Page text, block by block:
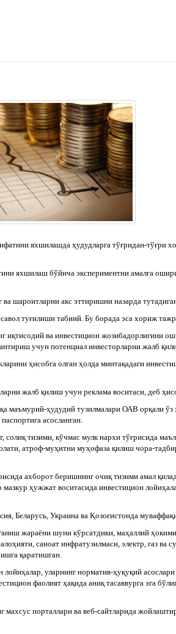
яхшилашда ҳудудларга тўғридан-
яхшилаш бўйича экспериментни амалга
шароитларни акс эттиришни назарда
туғилиши табиий. Бу борада эса хориж
иқтисодий ва инвестицион жозибадорлигини
учун потенциал инвесторларни жалб
ҳисобга олган ҳолда минтақадаги
жалб қилиш учун реклама воситаси, деб
маъмурий-ҳудудий тузилмалари ОАВ орқали
асосланган.
тизими, кўчмас мулк нархи тўғрисида
атроф-муҳитни муҳофаза қилиш чора-
ахборот беришнинг очиқ тизими амал
ҳужжат воситасида инвестицион
Беларусь, Украина ва Қозоғистонда
жараёни шуни кўрсатдики, маҳаллий
саноат инфратузилмаси, электр, газ ва
қаратишган.
уларнинг норматив-ҳуқуқий
фаолият ҳақида аниқ тасаввурга эга
порталлари ва веб-сайтларида